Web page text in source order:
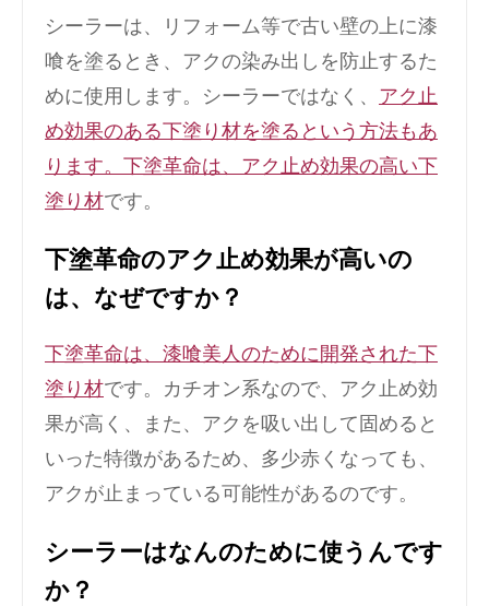
シーラーは、リフォーム等で古い壁の上に漆
喰を塗るとき、アクの染み出しを防止するた
めに使用します。シーラーではなく、 アク止
め効果のある下塗り材を塗るという方法もあ
ります。下塗革命は、アク止め効果の高い下
塗り材です。
下塗革命のアク止め効果が高いの
は、なぜですか？
下塗革命は、漆喰美人のために開発された下
塗り材です。カチオン系なので、アク止め効
果が高く、また、アクを吸い出して固めると
いった特徴があるため、多少赤くなっても、
アクが止まっている可能性があるのです。
シーラーはなんのために使うんです
か？